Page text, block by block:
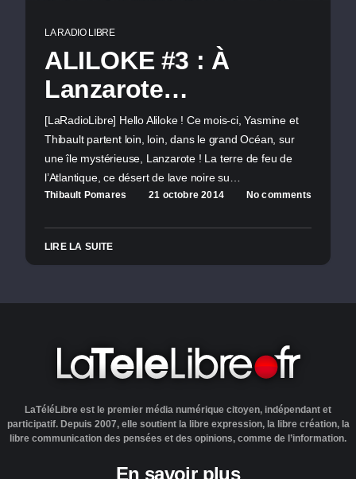
LA RADIO LIBRE
ALILOKE #3 : À
Lanzarote…
[LaRadioLibre] Hello Aliloke ! Ce mois-ci, Yasmine et
Thibault partent loin, loin, dans le grand Océan, sur
une île mystérieuse, Lanzarote ! La terre de feu de
l’Atlantique, ce désert de lave noire su…
Thibault Pomares 21 octobre 2014 No comments
LIRE LA SUITE
LaTéléLibre est le premier média numérique citoyen, indépendant et
participatif. Depuis 2007, elle soutient la libre expression, la libre création, la
libre communication des pensées et des opinions, comme de l’information.
En savoir plus